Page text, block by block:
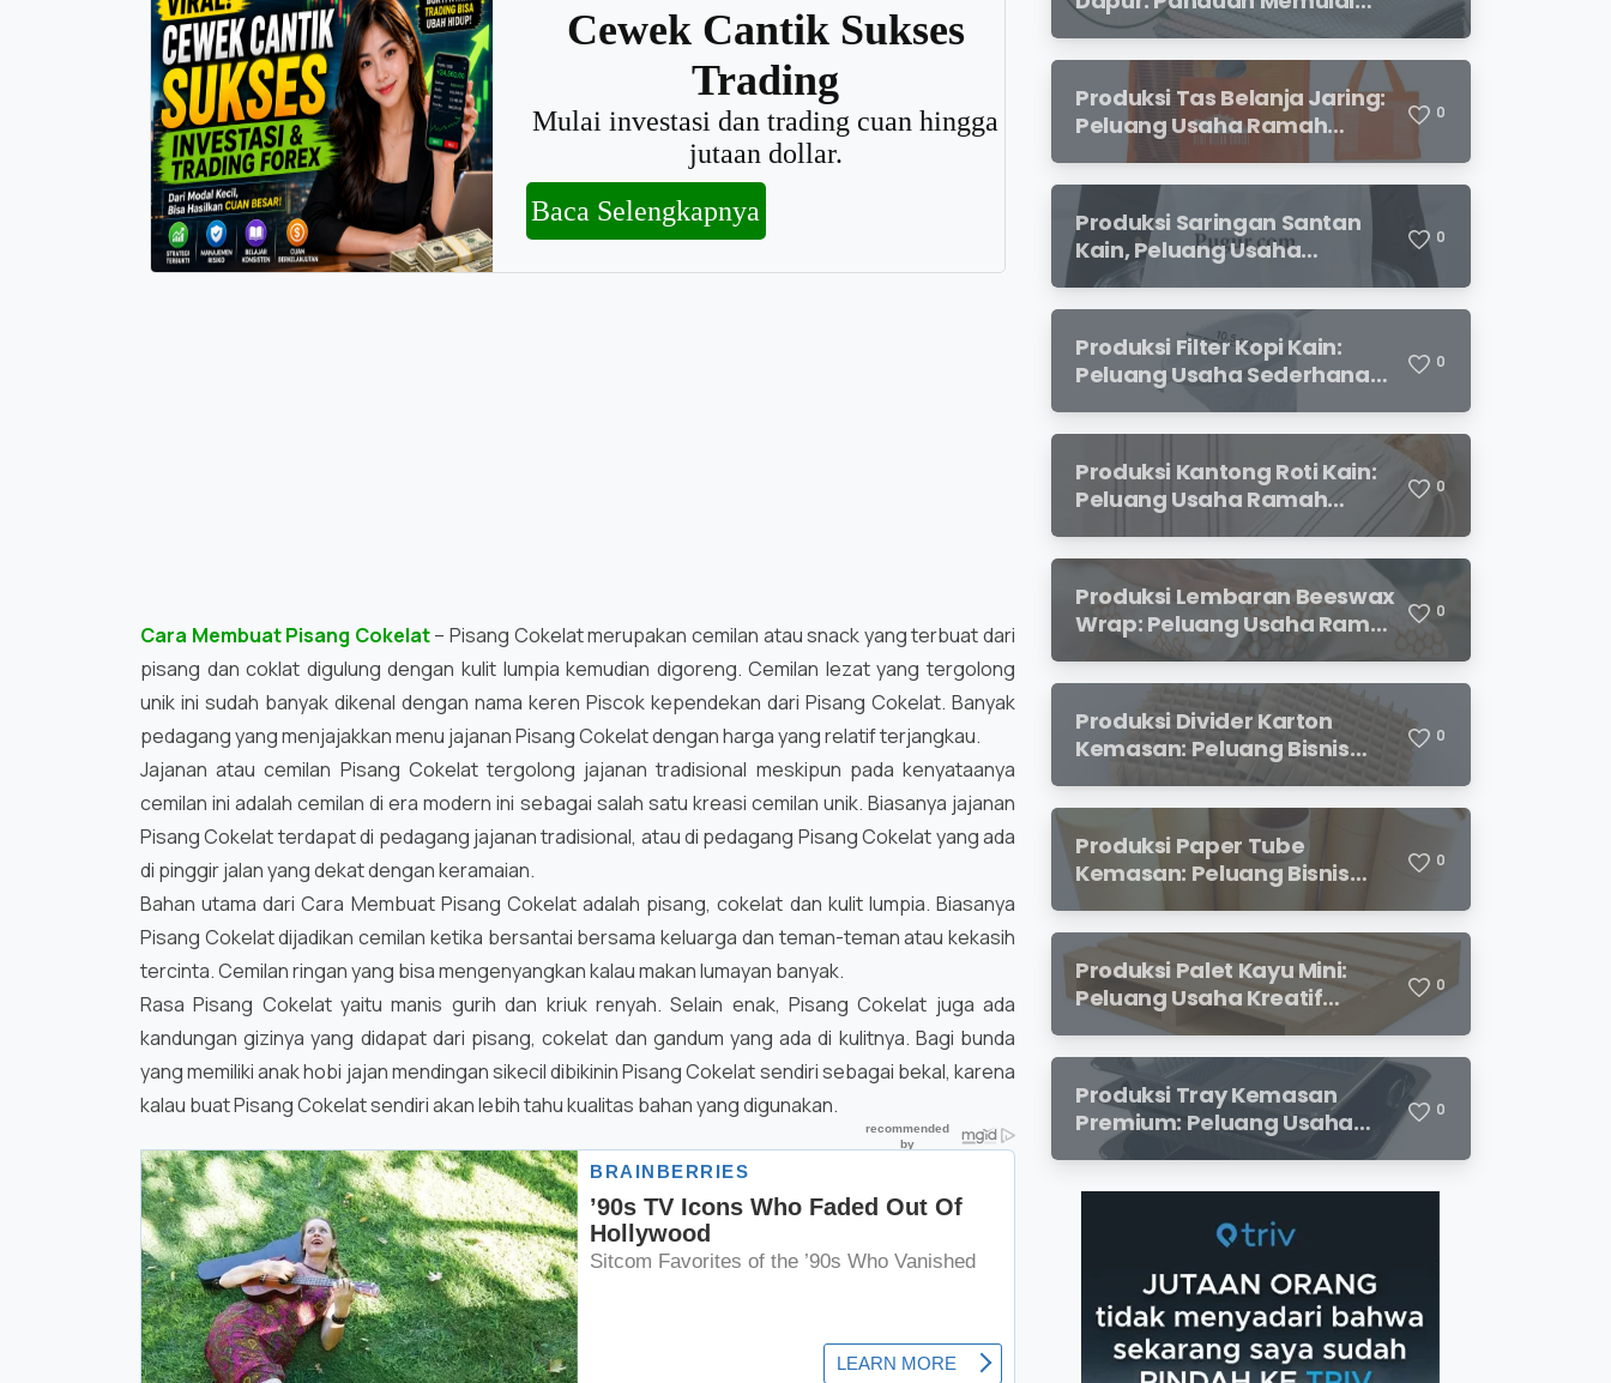
Cara Membuat Pisang Cokelat– Pisang Cokelat merupakan cemilan atau snack yang terbuat dari
pisang dan coklat digulung dengan kulit lumpia kemudian digoreng. Cemilan lezat yang tergolong
unik ini sudah banyak dikenal dengan nama keren Piscok kependekan dari Pisang Cokelat. Banyak
pedagang yang menjajakkan menu jajanan Pisang Cokelat dengan harga yang relatif terjangkau.
Jajanan atau cemilan Pisang Cokelat tergolong jajanan tradisional meskipun pada kenyataanya
cemilan ini adalah cemilan di era modern ini sebagai salah satu kreasi cemilan unik. Biasanya jajanan
Pisang Cokelat terdapat di pedagang jajanan tradisional, atau di pedagang Pisang Cokelat yang ada
di pinggir jalan yang dekat dengan keramaian.
Bahan utama dari Cara Membuat Pisang Cokelat adalah pisang, cokelat dan kulit lumpia. Biasanya
Pisang Cokelat dijadikan cemilan ketika bersantai bersama keluarga dan teman-teman atau kekasih
tercinta. Cemilan ringan yang bisa mengenyangkan kalau makan lumayan banyak.
Rasa Pisang Cokelat yaitu manis gurih dan kriuk renyah. Selain enak, Pisang Cokelat juga ada
kandungan gizinya yang didapat dari pisang, cokelat dan gandum yang ada di kulitnya. Bagi bunda
yang memiliki anak hobi jajan mendingan sikecil dibikinin Pisang Cokelat sendiri sebagai bekal, karena
kalau buat Pisang Cokelat sendiri akan lebih tahu kualitas bahan yang digunakan.
Usaha yang Menjanjikan
untuk Pebisnis Pemula
Produksi Tas Belanja Jaring:
Peluang Usaha Ramah
Lingkungan yang
Menjanjikan
0
Produksi Saringan Santan
Kain, Peluang Usaha
Sederhana dengan
Permintaan yang Terus
Meningkat
0
Produksi Filter Kopi Kain:
Peluang Usaha Sederhana
yang Semakin Diminati
Pecinta Kopi
0
Produksi Kantong Roti Kain:
Peluang Usaha Ramah
Lingkungan dengan Prospek
Menjanjikan
0
Produksi Lembaran Beeswax
Wrap: Peluang Usaha Ramah
Lingkungan yang
Menjanjikan
0
Produksi Divider Karton
Kemasan: Peluang Bisnis
Menjanjikan dengan
Permintaan yang Terus
Meningkat
0
Produksi Paper Tube
Kemasan: Peluang Bisnis
Prospek Cerah
0
Produksi Palet Kayu Mini:
Peluang Usaha Kreatif
dengan Modal Terjangkau
dan Potensi Keuntungan
Menjanjikan
0
Produksi Tray Kemasan
Premium: Peluang Usaha
Menjanjikan di Industri
0